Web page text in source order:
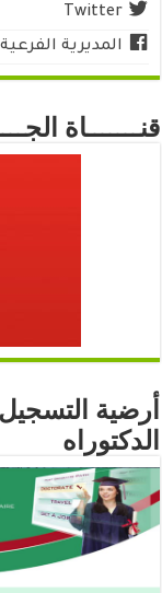
Twitter
المديرية
قنـــــــاة
أرضية
الدكتوراه